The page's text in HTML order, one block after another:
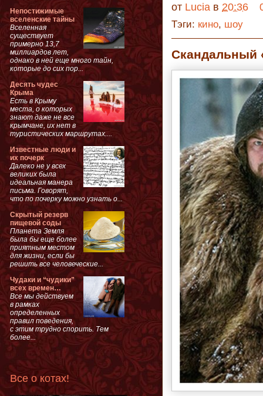
от Lucia в 20:36
Тэги: кино, шоу
Скандальный
Непостижимые
вселенские тайны
Вселенная
существует
примерно 13,7
миллиардов лет,
однако в ней еще много тайн,
которые до сих пор...
Десять чудес
Крыма
Есть в Крыму
места, о которых
знают даже не все
крымчане, их нет в
туристических маршрутах....
Известные люди и
их почерк
Далеко не у всех
великих была
идеальная манера
письма. Говорят,
что по почерку можно узнать о...
Скрытый резерв
пищевой соды
Планета Земля
была бы еще более
приятным местом
для жизни, если бы
решить все человеческие...
Чудаки и “чудики”
всех времен…
Все мы действуем
в рамках
определенных
правил поведения,
с этим трудно спорить. Тем
более...
Все о котах!